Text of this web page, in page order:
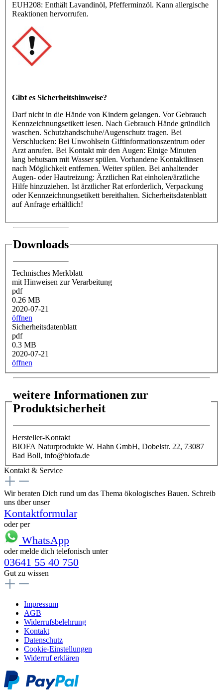
EUH208: Enthält Lavandinöl, Pfefferminzöl. Kann allergische
Reaktionen hervorrufen.
Gibt es Sicherheitshinweise?
Darf nicht in die Hände von Kindern gelangen. Vor Gebrauch
Kennzeichnungsetikett lesen. Nach Gebrauch Hände gründlich
waschen. Schutzhandschuhe/Augenschutz tragen. Bei
Verschlucken: Bei Unwohlsein Giftinformationszentrum oder
Arzt anrufen. Bei Kontakt mir den Augen: Einige Minuten
lang behutsam mit Wasser spülen. Vorhandene Kontaktlinsen
nach Möglichkeit entfernen. Weiter spülen. Bei anhaltender
Augen- oder Hautreizung: Ärztlichen Rat einholen/ärztliche
Hilfe hinzuziehen. Ist ärztlicher Rat erforderlich, Verpackung
oder Kennzeichnungsetikett bereithalten. Sicherheitsdatenblatt
auf Anfrage erhältlich!
Downloads
Technisches Merkblatt
mit Hinweisen zur Verarbeitung
pdf
0.26 MB
2020-07-21
öffnen
Sicherheitsdatenblatt
pdf
0.3 MB
2020-07-21
öffnen
weitere Informationen zur
Produktsicherheit
Hersteller-Kontakt
BIOFA Naturprodukte W. Hahn GmbH, Dobelstr. 22, 73087
Bad Boll, info@biofa.de
Kontakt & Service
Wir beraten Dich rund um das Thema ökologisches Bauen. Schreib
uns über unser
Kontaktformular
oder per
WhatsApp
oder melde dich telefonisch unter
03641 55 40 750
Gut zu wissen
Impressum
AGB
Widerrufsbelehrung
Kontakt
Datenschutz
Cookie-Einstellungen
Widerruf erklären